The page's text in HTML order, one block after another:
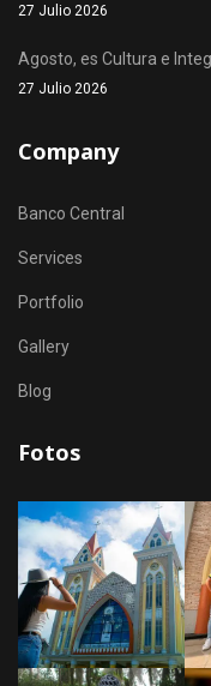
27 Julio 2026
Agosto, es Cultura e
27 Julio 2026
Company
Banco Central
Services
Portfolio
Gallery
Blog
Fotos